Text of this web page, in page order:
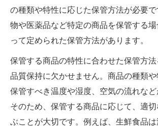
の種類や特性に応じた保管方法が必要
物や医薬品など特定の商品を保管する
って定められた保管方法があります。
保管する商品の特性に合わせた保管方法
品質保持に欠かせません。商品の種類や
保管すべき温度や湿度、空気の流れなど
そのため、保管する商品に応じて、適
ぶことが大切です。例えば、生鮮食品